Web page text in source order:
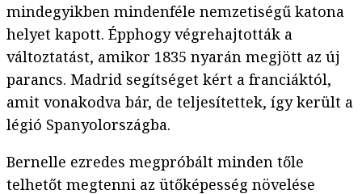
mindegyikben mindenféle nemzetiségű katona
helyet kapott. Épphogy végrehajtották a
változtatást, amikor 1835 nyarán megjött az új
parancs. Madrid segítséget kért a franciáktól,
amit vonakodva bár, de teljesítettek, így került a
légió Spanyolországba.
Bernelle ezredes megpróbált minden tőle
telhetőt megtenni az ütőképesség növelése